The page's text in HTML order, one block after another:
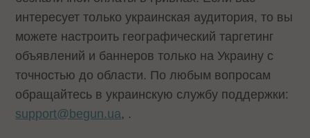
интересует только украинская аудитория, то вы
можете настроить географический таргетинг
объявлений и баннеров только на Украину с
точностью до области. По любым вопросам
обращайтесь в украинскую службу поддержки:
support@begun.ua, .